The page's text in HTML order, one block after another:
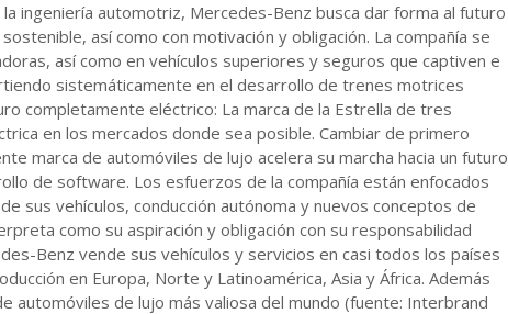
ingeniería automotriz, Mercedes-Benz busca dar forma al futuro
así como con motivación y obligación. La compañía se
así como en vehículos superiores y seguros que captiven e
sistemáticamente en el desarrollo de trenes motrices
completamente eléctrico: La marca de la Estrella de tres
en los mercados donde sea posible. Cambiar de primero
marca de automóviles de lujo acelera su marcha hacia un futuro
de software. Los esfuerzos de la compañía están enfocados
sus vehículos, conducción autónoma y nuevos conceptos de
como su aspiración y obligación con su responsabilidad
Benz vende sus vehículos y servicios en casi todos los países
en Europa, Norte y Latinoamérica, Asia y África. Además
automóviles de lujo más valiosa del mundo (fuente: Interbrand